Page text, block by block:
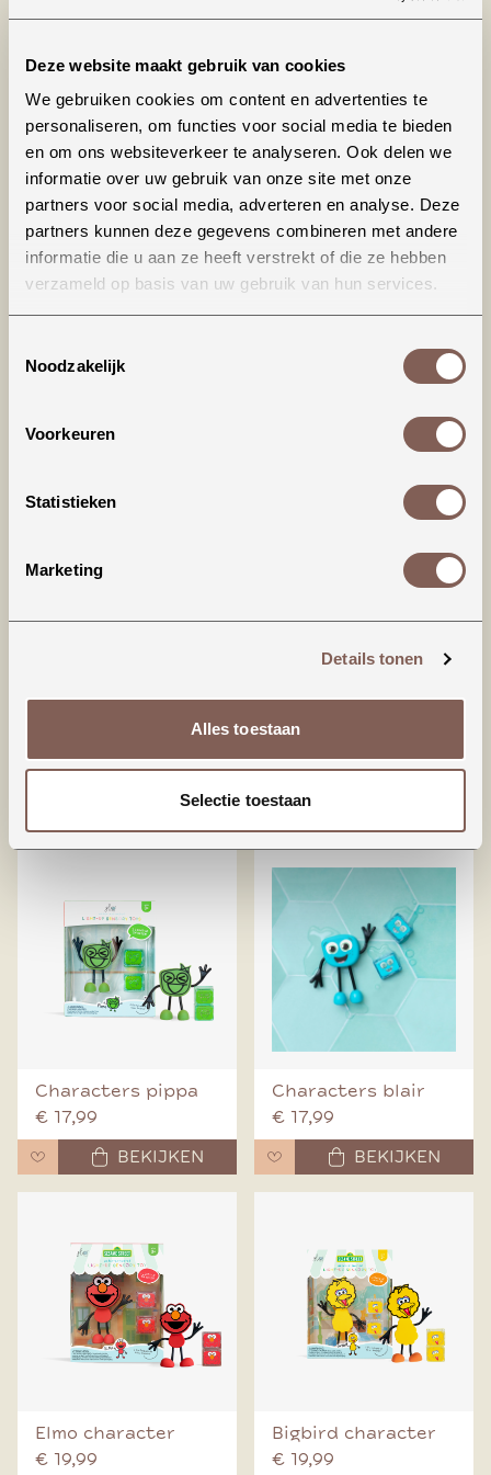
Deze website maakt gebruik van cookies
We gebruiken cookies om content en advertenties te
personaliseren, om functies voor social media te bieden
en om ons websiteverkeer te analyseren. Ook delen we
informatie over uw gebruik van onze site met onze
partners voor social media, adverteren en analyse. Deze
partners kunnen deze gegevens combineren met andere
informatie die u aan ze heeft verstrekt of die ze hebben
verzameld op basis van uw gebruik van hun services.
Noodzakelijk
Voorkeuren
Statistieken
Marketing
Details tonen
Alles toestaan
Selectie toestaan
€ 17,99
BEKIJKEN
€ 15,99
BEKIJKEN
Characters lumi
Julia character
BEKIJKEN
€ 16,50
Bath beans
€ 3,99
Characters pippa
€ 17,99
BEKIJKEN
Characters blair
€ 17,99
BEKIJKEN
Elmo character
€ 19,99
Bigbird character
€ 19,99